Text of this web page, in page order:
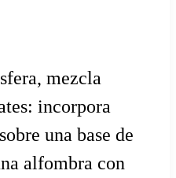
mezcla
incorpora
una base de
alfombra con